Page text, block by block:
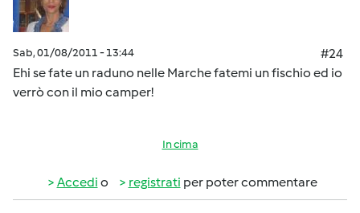
Sab, 01/08/2011 - 13:44
#24
Ehi se fate un raduno nelle Marche fatemi un fischio ed io
verrò con il mio camper!
In cima
Accedi o registrati per poter commentare